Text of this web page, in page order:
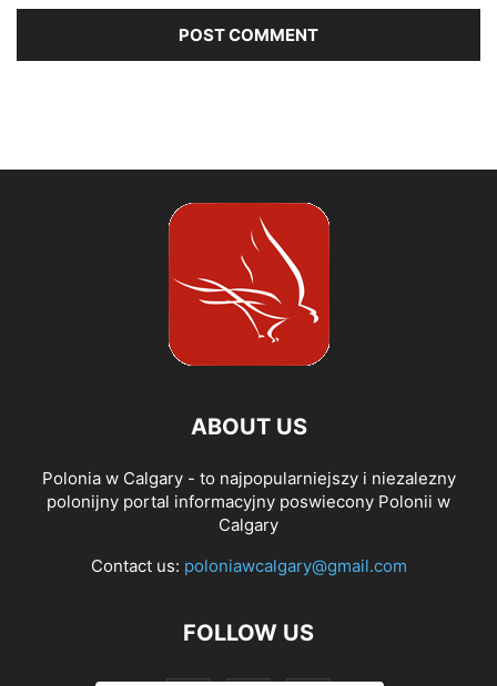
ABOUT US
Polonia w Calgary - to najpopularniejszy i niezalezny
polonijny portal informacyjny poswiecony Polonii w
Calgary
Contact us: poloniawcalgary@gmail.com
FOLLOW US